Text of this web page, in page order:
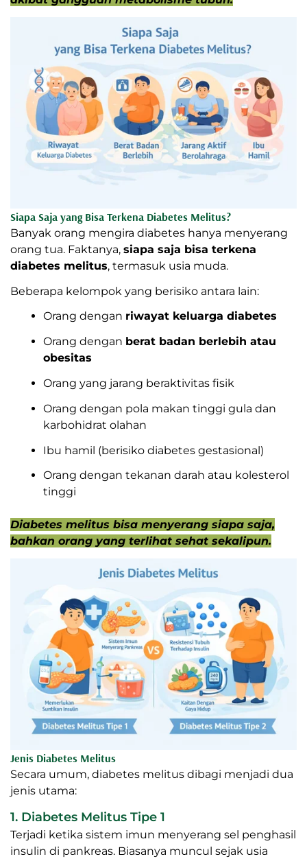
Siapa Saja yang Bisa Terkena Diabetes Melitus?
Banyak orang mengira diabetes hanya menyerang
orang tua. Faktanya, siapa saja bisa terkena
diabetes melitus, termasuk usia muda.
Beberapa kelompok yang berisiko antara lain:
Orang dengan riwayat keluarga diabetes
Orang dengan berat badan berlebih atau
obesitas
Orang yang jarang beraktivitas fisik
Orang dengan pola makan tinggi gula dan
karbohidrat olahan
Ibu hamil (berisiko diabetes gestasional)
Orang dengan tekanan darah atau kolesterol
tinggi
Diabetes melitus bisa menyerang siapa saja,
bahkan orang yang terlihat sehat sekalipun.
Jenis Diabetes Melitus
Secara umum, diabetes melitus dibagi menjadi dua
jenis utama:
1. Diabetes Melitus Tipe 1
Terjadi ketika sistem imun menyerang sel penghasil
insulin di pankreas. Biasanya muncul sejak usia